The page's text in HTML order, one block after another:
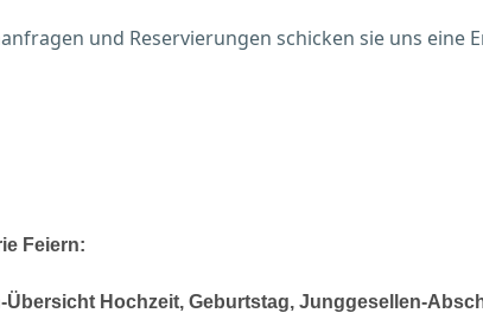
und Reservierungen schicken sie uns eine
Feiern:
Übersicht Hochzeit, Geburtstag, Junggesellen-